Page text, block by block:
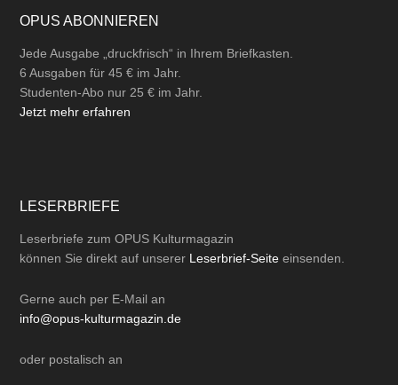
OPUS ABONNIEREN
Jede Ausgabe „druckfrisch“ in Ihrem Briefkasten.
6 Ausgaben für 45 € im Jahr.
Studenten-Abo nur 25 € im Jahr.
Jetzt mehr erfahren
LESERBRIEFE
Leserbriefe zum OPUS Kulturmagazin
können Sie direkt auf unserer Leserbrief-Seite einsenden.
Gerne auch per E-Mail an
info@opus-kulturmagazin.de
oder postalisch an